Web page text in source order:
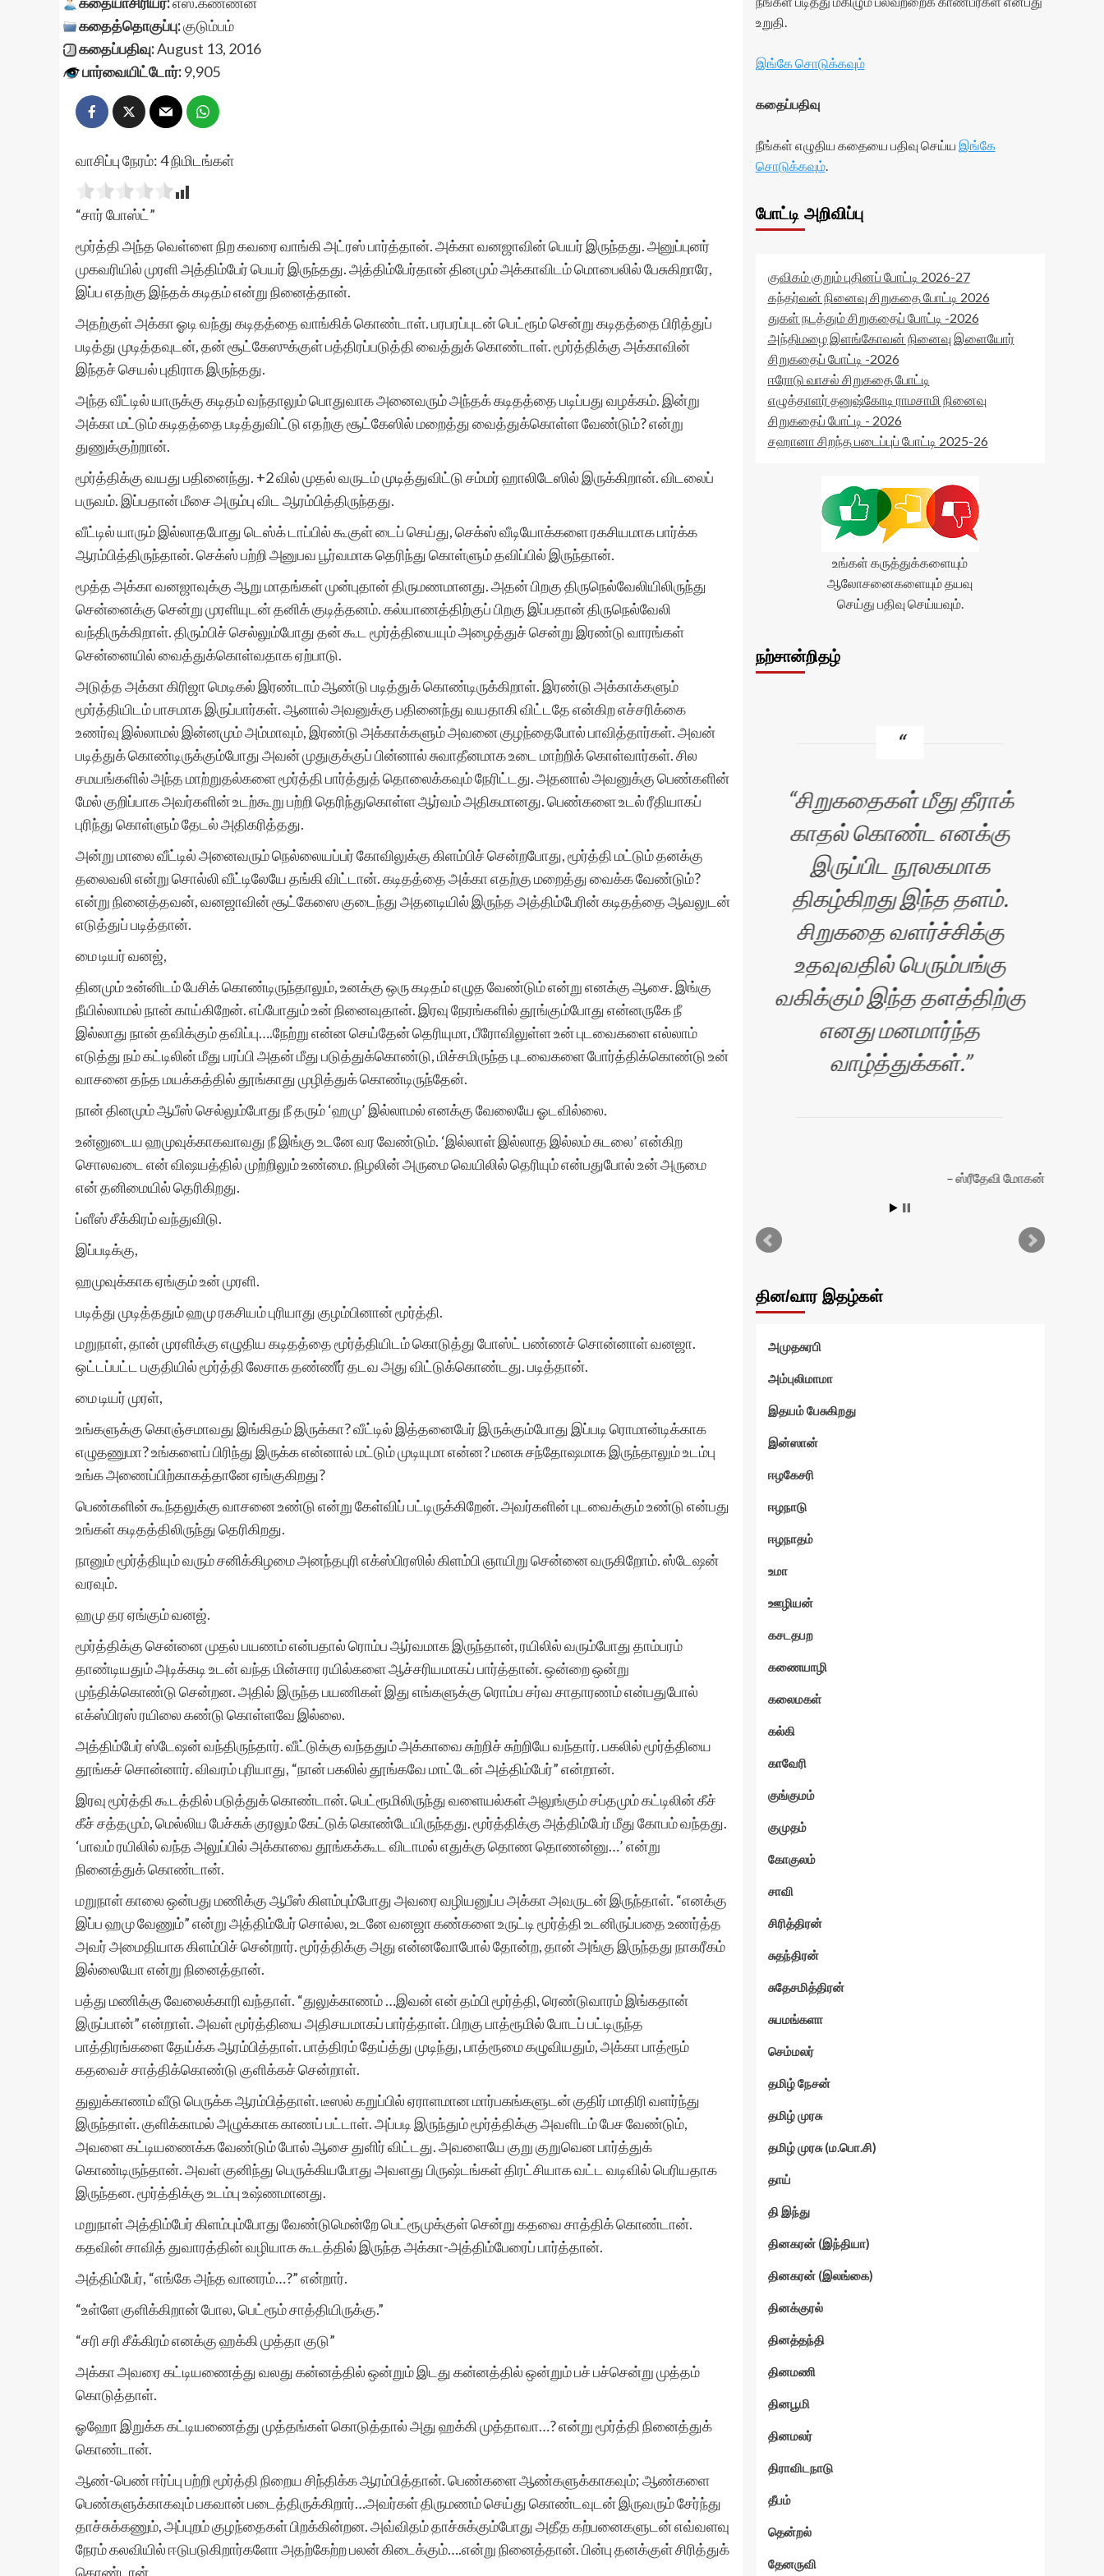
கதைத்தொகுப்பு:குடும்பம்
கதைப்பதிவு:August 13, 2016
பார்வையிட்டோர்:9,905
வாசிப்பு நேரம்:4நிமிடங்கள்
“சார் போஸ்ட்”
மூர்த்தி அந்த வெள்ளை நிற கவரை வாங்கி அட்ரஸ் பார்த்தான். அக்கா வனஜாவின் பெயர் இருந்தது. அனுப்புனர்
முகவரியில் முரளி அத்திம்பேர் பெயர் இருந்தது. அத்திம்பேர்தான் தினமும் அக்காவிடம் மொபைலில் பேசுகிறாரே,
இப்ப எதற்கு இந்தக் கடிதம் என்று நினைத்தான்.
அதற்குள் அக்கா ஓடி வந்து கடிதத்தை வாங்கிக் கொண்டாள். பரபரப்புடன் பெட்ரூம் சென்று கடிதத்தை பிரித்துப்
படித்து முடித்தவுடன், தன் சூட்கேஸுக்குள் பத்திரப்படுத்தி வைத்துக் கொண்டாள். மூர்த்திக்கு அக்காவின்
இந்தச் செயல் புதிராக இருந்தது.
அந்த வீட்டில் யாருக்கு கடிதம் வந்தாலும் பொதுவாக அனைவரும் அந்தக் கடிதத்தை படிப்பது வழக்கம். இன்று
அக்கா மட்டும் கடிதத்தை படித்துவிட்டு எதற்கு சூட்கேஸில் மறைத்து வைத்துக்கொள்ள வேண்டும்? என்று
துணுக்குற்றான்.
மூர்த்திக்கு வயது பதினைந்து. +2 வில் முதல் வருடம் முடித்துவிட்டு சம்மர் ஹாலிடேஸில் இருக்கிறான். விடலைப்
பருவம். இப்பதான் மீசை அரும்பு விட ஆரம்பித்திருந்தது.
வீட்டில் யாரும் இல்லாதபோது டெஸ்க் டாப்பில் கூகுள் டைப் செய்து, செக்ஸ் வீடியோக்களை ரகசியமாக பார்க்க
ஆரம்பித்திருந்தான். செக்ஸ் பற்றி அனுபவ பூர்வமாக தெரிந்து கொள்ளும் தவிப்பில் இருந்தான்.
மூத்த அக்கா வனஜாவுக்கு ஆறு மாதங்கள் முன்புதான் திருமணமானது. அதன் பிறகு திருநெல்வேலியிலிருந்து
சென்னைக்கு சென்று முரளியுடன் தனிக் குடித்தனம். கல்யாணத்திற்குப் பிறகு இப்பதான் திருநெல்வேலி
வந்திருக்கிறாள். திரும்பிச் செல்லும்போது தன் கூட மூர்த்தியையும் அழைத்துச் சென்று இரண்டு வாரங்கள்
சென்னையில் வைத்துக்கொள்வதாக ஏற்பாடு.
அடுத்த அக்கா கிரிஜா மெடிகல் இரண்டாம் ஆண்டு படித்துக் கொண்டிருக்கிறாள். இரண்டு அக்காக்களும்
மூர்த்தியிடம் பாசமாக இருப்பார்கள். ஆனால் அவனுக்கு பதினைந்து வயதாகி விட்டதே என்கிற எச்சரிக்கை
உணர்வு இல்லாமல் இன்னமும் அம்மாவும், இரண்டு அக்காக்களும் அவனை குழந்தைபோல் பாவித்தார்கள். அவன்
படித்துக் கொண்டிருக்கும்போது அவன் முதுகுக்குப் பின்னால் சுவாதீனமாக உடை மாற்றிக் கொள்வார்கள். சில
சமயங்களில் அந்த மாற்றுதல்களை மூர்த்தி பார்த்துத் தொலைக்கவும் நேரிட்டது. அதனால் அவனுக்கு பெண்களின்
மேல் குறிப்பாக அவர்களின் உடற்கூறு பற்றி தெரிந்துகொள்ள ஆர்வம் அதிகமானது. பெண்களை உடல் ரீதியாகப்
புரிந்து கொள்ளும் தேடல் அதிகரித்தது.
அன்று மாலை வீட்டில் அனைவரும் நெல்லையப்பர் கோவிலுக்கு கிளம்பிச் சென்றபோது, மூர்த்தி மட்டும் தனக்கு
தலைவலி என்று சொல்லி வீட்டிலேயே தங்கி விட்டான். கடிதத்தை அக்கா எதற்கு மறைத்து வைக்க வேண்டும்?
என்று நினைத்தவன், வனஜாவின் சூட்கேஸை குடைந்து அதனடியில் இருந்த அத்திம்பேரின் கடிதத்தை ஆவலுடன்
எடுத்துப் படித்தான்.
மை டியர் வனஜ்,
தினமும் உன்னிடம் பேசிக் கொண்டிருந்தாலும், உனக்கு ஒரு கடிதம் எழுத வேண்டும் என்று எனக்கு ஆசை. இங்கு
நீயில்லாமல் நான் காய்கிறேன். எப்போதும் உன் நினைவுதான். இரவு நேரங்களில் தூங்கும்போது என்னருகே நீ
இல்லாது நான் தவிக்கும் தவிப்பு….நேற்று என்ன செய்தேன் தெரியுமா, பீரோவிலுள்ள உன் புடவைகளை எல்லாம்
எடுத்து நம் கட்டிலின் மீது பரப்பி அதன் மீது படுத்துக்கொண்டு, மிச்சமிருந்த புடவைகளை போர்த்திக்கொண்டு உன்
வாசனை தந்த மயக்கத்தில் தூங்காது முழித்துக் கொண்டிருந்தேன்.
நான் தினமும் ஆபீஸ் செல்லும்போது நீ தரும் ‘ஹமு’ இல்லாமல் எனக்கு வேலையே ஓடவில்லை.
உன்னுடைய ஹமுவுக்காகவாவது நீ இங்கு உடனே வர வேண்டும். ‘இல்லாள் இல்லாத இல்லம் சுடலை’ என்கிற
சொலவடை என் விஷயத்தில் முற்றிலும் உண்மை. நிழலின் அருமை வெயிலில் தெரியும் என்பதுபோல் உன் அருமை
என் தனிமையில் தெரிகிறது.
ப்ளீஸ் சீக்கிரம் வந்துவிடு.
இப்படிக்கு,
ஹமுவுக்காக ஏங்கும் உன் முரளி.
படித்து முடித்ததும் ஹமு ரகசியம் புரியாது குழம்பினான் மூர்த்தி.
மறுநாள், தான் முரளிக்கு எழுதிய கடிதத்தை மூர்த்தியிடம் கொடுத்து போஸ்ட் பண்ணச் சொன்னாள் வனஜா.
ஒட்டப்பட்ட பகுதியில் மூர்த்தி லேசாக தண்ணீர் தடவ அது விட்டுக்கொண்டது. படித்தான்.
மை டியர் முரள்,
உங்களுக்கு கொஞ்சமாவது இங்கிதம் இருக்கா? வீட்டில் இத்தனைபேர் இருக்கும்போது இப்படி ரொமான்டிக்காக
எழுதணுமா? உங்களைப் பிரிந்து இருக்க என்னால் மட்டும் முடியுமா என்ன? மனசு சந்தோஷமாக இருந்தாலும் உடம்பு
உங்க அணைப்பிற்காகத்தானே ஏங்குகிறது?
பெண்களின் கூந்தலுக்கு வாசனை உண்டு என்று கேள்விப் பட்டிருக்கிறேன். அவர்களின் புடவைக்கும் உண்டு என்பது
உங்கள் கடிதத்திலிருந்து தெரிகிறது.
நானும் மூர்த்தியும் வரும் சனிக்கிழமை அனந்தபுரி எக்ஸ்பிரஸில் கிளம்பி ஞாயிறு சென்னை வருகிறோம். ஸ்டேஷன்
வரவும்.
ஹமு தர ஏங்கும் வனஜ்.
மூர்த்திக்கு சென்னை முதல் பயணம் என்பதால் ரொம்ப ஆர்வமாக இருந்தான், ரயிலில் வரும்போது தாம்பரம்
தாண்டியதும் அடிக்கடி உடன் வந்த மின்சார ரயில்களை ஆச்சரியமாகப் பார்த்தான். ஒன்றை ஒன்று
முந்திக்கொண்டு சென்றன. அதில் இருந்த பயணிகள் இது எங்களுக்கு ரொம்ப சர்வ சாதாரணம் என்பதுபோல்
எக்ஸ்பிரஸ் ரயிலை கண்டு கொள்ளவே இல்லை.
அத்திம்பேர் ஸ்டேஷன் வந்திருந்தார். வீட்டுக்கு வந்ததும் அக்காவை சுற்றிச் சுற்றியே வந்தார். பகலில் மூர்த்தியை
தூங்கச் சொன்னார். விவரம் புரியாது, “நான் பகலில் தூங்கவே மாட்டேன் அத்திம்பேர்” என்றான்.
இரவு மூர்த்தி கூடத்தில் படுத்துக் கொண்டான். பெட்ரூமிலிருந்து வளையல்கள் அலுங்கும் சப்தமும் கட்டிலின் கீச்
கீச் சத்தமும், மெல்லிய பேச்சுக் குரலும் கேட்டுக் கொண்டேயிருந்தது. மூர்த்திக்கு அத்திம்பேர் மீது கோபம் வந்தது.
‘பாவம் ரயிலில் வந்த அலுப்பில் அக்காவை தூங்கக்கூட விடாமல் எதுக்கு தொண தொணன்னு…’ என்று
நினைத்துக் கொண்டான்.
மறுநாள் காலை ஒன்பது மணிக்கு ஆபீஸ் கிளம்பும்போது அவரை வழியனுப்ப அக்கா அவருடன் இருந்தாள். “எனக்கு
இப்ப ஹமு வேணும்” என்று அத்திம்பேர் சொல்ல, உடனே வனஜா கண்களை உருட்டி மூர்த்தி உடனிருப்பதை உணர்த்த
அவர் அமைதியாக கிளம்பிச் சென்றார். மூர்த்திக்கு அது என்னவோபோல் தோன்ற, தான் அங்கு இருந்தது நாகரீகம்
இல்லையோ என்று நினைத்தான்.
பத்து மணிக்கு வேலைக்காரி வந்தாள். “துலுக்காணம் …இவன் என் தம்பி மூர்த்தி, ரெண்டுவாரம் இங்கதான்
இருப்பான்” என்றாள். அவள் மூர்த்தியை அதிசயமாகப் பார்த்தாள். பிறகு பாத்ரூமில் போடப் பட்டிருந்த
பாத்திரங்களை தேய்க்க ஆரம்பித்தாள். பாத்திரம் தேய்த்து முடிந்து, பாத்ரூமை கழுவியதும், அக்கா பாத்ரூம்
கதவைச் சாத்திக்கொண்டு குளிக்கச் சென்றாள்.
துலுக்காணம் வீடு பெருக்க ஆரம்பித்தாள். டீஸல் கறுப்பில் ஏராளமான மார்பகங்களுடன் குதிர் மாதிரி வளர்ந்து
இருந்தாள். குளிக்காமல் அழுக்காக காணப் பட்டாள். அப்படி இருந்தும் மூர்த்திக்கு அவளிடம் பேச வேண்டும்,
அவளை கட்டியணைக்க வேண்டும் போல் ஆசை துளிர் விட்டது. அவளையே குறு குறுவென பார்த்துக்
கொண்டிருந்தான். அவள் குனிந்து பெருக்கியபோது அவளது பிருஷ்டங்கள் திரட்சியாக வட்ட வடிவில் பெரியதாக
இருந்தன. மூர்த்திக்கு உடம்பு உஷ்ணமானது.
மறுநாள் அத்திம்பேர் கிளம்பும்போது வேண்டுமென்றே பெட்ரூமுக்குள் சென்று கதவை சாத்திக் கொண்டான்.
கதவின் சாவித் துவாரத்தின் வழியாக கூடத்தில் இருந்த அக்கா-அத்திம்பேரைப் பார்த்தான்.
அத்திம்பேர், “எங்கே அந்த வானரம்…?” என்றார்.
“உள்ளே குளிக்கிறான் போல, பெட்ரூம் சாத்தியிருக்கு.”
“சரி சரி சீக்கிரம் எனக்கு ஹக்கி முத்தா குடு”
அக்கா அவரை கட்டியணைத்து வலது கன்னத்தில் ஒன்றும் இடது கன்னத்தில் ஒன்றும் பச் பச்சென்று முத்தம்
கொடுத்தாள்.
ஓஹோ இறுக்க கட்டியணைத்து முத்தங்கள் கொடுத்தால் அது ஹக்கி முத்தாவா…? என்று மூர்த்தி நினைத்துக்
கொண்டான்.
ஆண்-பெண் ஈர்ப்பு பற்றி மூர்த்தி நிறைய சிந்திக்க ஆரம்பித்தான். பெண்களை ஆண்களுக்காகவும்; ஆண்களை
பெண்களுக்காகவும் பகவான் படைத்திருக்கிறார்…அவர்கள் திருமணம் செய்து கொண்டவுடன் இருவரும் சேர்ந்து
தாச்சுக்கணும், அப்புறம் குழந்தைகள் பிறக்கின்றன. அவ்விதம் தாச்சுக்கும்போது அதீத கற்பனைகளுடன் எவ்வளவு
நேரம் கலவியில் ஈடுபடுகிறார்களோ அதற்கேற்ற பலன் கிடைக்கும்….என்று நினைத்தான். பின்பு தனக்குள் சிரித்துக்
கொண்டான்.
உறுதி.
இங்கே சொடுக்கவும்
கதைப்பதிவு
நீங்கள் எழுதிய கதையை பதிவு செய்ய இங்கே
சொடுக்கவும்.
போட்டி அறிவிப்பு
குவிகம் குறும் புதினப் போட்டி 2026-27
கந்தர்வன் நினைவு சிறுகதை போட்டி 2026
துகள் நடத்தும் சிறுகதைப் போட்டி -2026
அந்திமழை இளங்கோவன் நினைவு இளையோர்
சிறுகதைப் போட்டி -2026
ஈரோடு வாசல் சிறுகதை போட்டி
எழுத்தாளர் தனுஷ்கோடி ராமசாமி நினைவு
சிறுகதைப் போட்டி - 2026
சஹானா சிறந்த படைப்புப் போட்டி 2025-26
உங்கள் கருத்துக்களையும்
ஆலோசனைகளையும் தயவு
செய்து பதிவு செய்யவும்.
நற்சான்றிதழ்
சுயமாக ஏற்படும்
மனிதர்களுக்கு வாழ்க்கை
அனுபவங்கள் மூலம் நிறைய
நினைவுகளையும்
உண்டாக்குகிறது.
இவைகளை எழுத்து
போன்ற சிலர்
ஆசைப்படுவார்கள்.ஆனால்
ஆதரவு அளித்து ஒரு
அமைத்து தந்திருக்கும்
‘சிறுகதை.காம்’ நிறுவனர்,
அத்துணை பேருக்கும் என்
மனமார்ந்த நன்றிகள் பல.
வெற்றிகளையும் அடைய
ஆண்டவனை
வாழ்த்துகள்.
சிறுகதைகள் மீது தீராக்
காதல் கொண்ட எனக்கு
இருப்பிட நூலகமாக
திகழ்கிறது இந்த தளம்.
சிறுகதை வளர்ச்சிக்கு
உதவுவதில் பெரும்பங்கு
வகிக்கும் இந்த தளத்திற்கு
எனது மனமார்ந்த
வாழ்த்துக்கள்.
ஸ்ரீதேவி மோகன்
தின/வார இதழ்கள்
அமுதசுரபி
அம்புலிமாமா
இதயம் பேசுகிறது
இன்ஸான்
ஈழகேசரி
ஈழநாடு
ஈழநாதம்
உமா
ஊழியன்
கசடதபற
கணையாழி
கலைமகள்
கல்கி
காவேரி
குங்குமம்
குமுதம்
கோகுலம்
சாவி
சிரித்திரன்
சுதந்திரன்
சுதேசமித்திரன்
சுபமங்களா
செம்மலர்
தமிழ் நேசன்
தமிழ் முரசு
தமிழ் முரசு (ம.பொ.சி)
தாய்
தி இந்து
தினகரன் (இந்தியா)
தினகரன் (இலங்கை)
தினக்குரல்
தினத்தந்தி
தினமணி
தினபூமி
தினமலர்
திராவிடநாடு
தீபம்
தென்றல்
தேனருவி